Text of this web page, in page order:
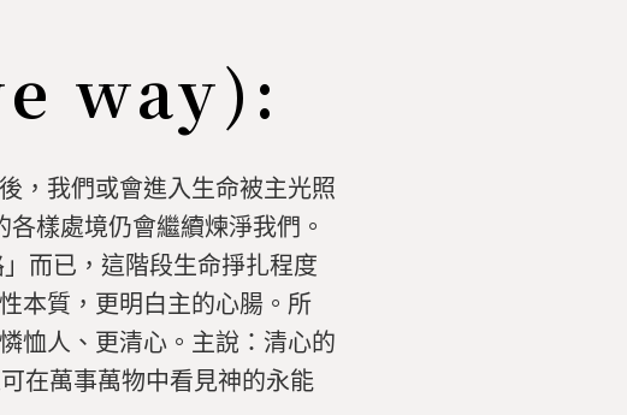
way):
，我們或會進入生命被主光照
各樣處境仍會繼續煉淨我們。
而已，這階段生命掙扎程度
本質，更明白主的心腸。所
恤人、更清心。主說：清心的
在萬事萬物中看見神的永能